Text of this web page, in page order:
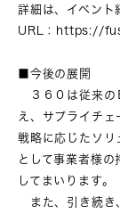
詳細は、イベント
URL：
https://
■今後の展開
３６０は従来の
え、サプライチ
戦略に応じたソリ
として事業者様
してまいります。
また、引き続き